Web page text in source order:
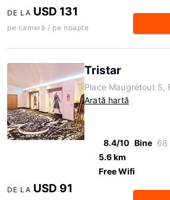
DE LA USD 131
pe cameră / pe noapte
Tristar
Place Maugrétout 5,
Arată hartă
8.4/10 Bine 68
5.6 km
Free Wifi
DE LA USD 91